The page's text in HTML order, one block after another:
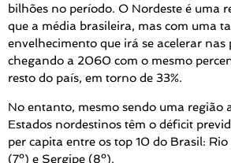
bilhões no período. O Nordeste é uma
que a média brasileira, mas com uma
envelhecimento que irá se acelerar nas
chegando a 2060 com o mesmo
resto do país, em torno de 33%.
No entanto, mesmo sendo uma região
Estados nordestinos têm o déficit
per capita entre os top 10 do Brasil:
(7º) e Sergipe (8º).